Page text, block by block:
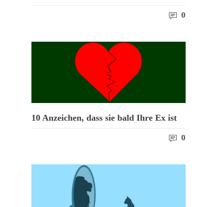
0
10 Anzeichen, dass sie bald Ihre Ex ist
0